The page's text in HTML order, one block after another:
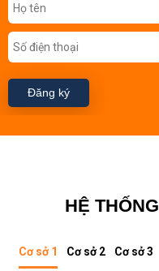
Đăng ký
HỆ THỐNG
Cơ sở 1 Cơ sở 2 Cơ sở 3